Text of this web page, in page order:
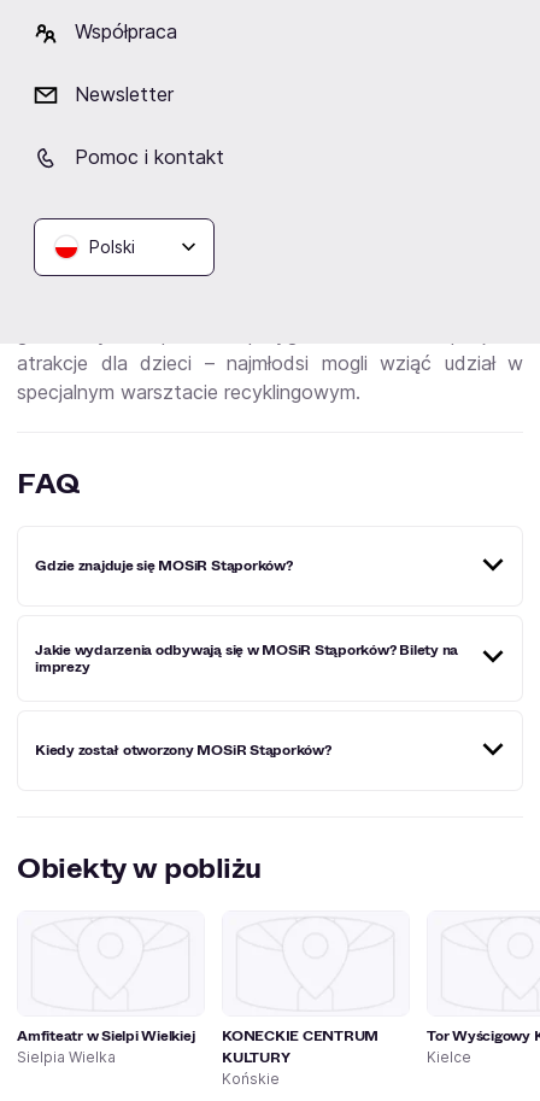
Współpraca
Newsletter
Pomoc i kontakt
Polski
Bilety na wydarzenie
zniżki. Uczestnicy spotkania otrzymali kompletny
poznali jedną z technik tkactwa oraz spędzili czas w
W maju wMOSiR Stąporków
pierwsza edycja Szafingu. W ramach
mieszkańcy pobliskich miejscowości mogli wymienić
atrakcje dla dzieci – najmłodsi mogli wziąć udział w
specjalnym warsztacie recyklingowym.
FAQ
Gdzie znajduje się MOSiR Stąporków?
Jakie wydarzenia odbywają się w MOSiR Stąporków? Bilety na
imprezy
Kabaretu Koń Polski oraz koncerty w ramach "Letniej
Kiedy został otworzony MOSiR Stąporków?
Obiekty w pobliżu
Amfiteatr w Sielpi Wielkiej
Sielpia Wielka
KONECKIE CENTRUM
KULTURY
Końskie
Tor Wyścigowy
Kielce